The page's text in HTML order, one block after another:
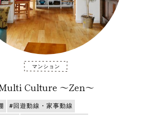
マンション
Culture ～Zen～
#回遊動線・家事動線